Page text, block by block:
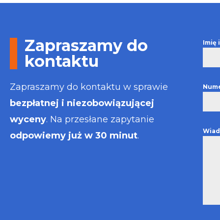
wystawiona
Zapraszamy do
kontaktu
Zapraszamy do kontaktu w sprawie
bezpłatnej i niezobowiązującej
wyceny. Na przesłane zapytanie
odpowiemy już w 30 minut.
Imię